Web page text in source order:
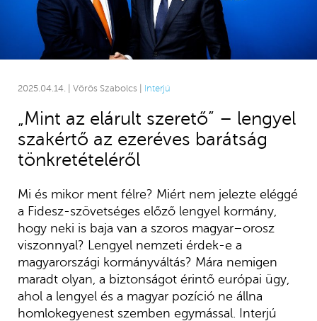
2025.04.14. | Vörös Szabolcs | Interjú
„Mint az elárult szerető” – lengyel
szakértő az ezeréves barátság
tönkretételéről
Mi és mikor ment félre? Miért nem jelezte eléggé
a Fidesz-szövetséges előző lengyel kormány,
hogy neki is baja van a szoros magyar–orosz
viszonnyal? Lengyel nemzeti érdek-e a
magyarországi kormányváltás? Mára nemigen
maradt olyan, a biztonságot érintő európai ügy,
ahol a lengyel és a magyar pozíció ne állna
homlokegyenest szemben egymással. Interjú